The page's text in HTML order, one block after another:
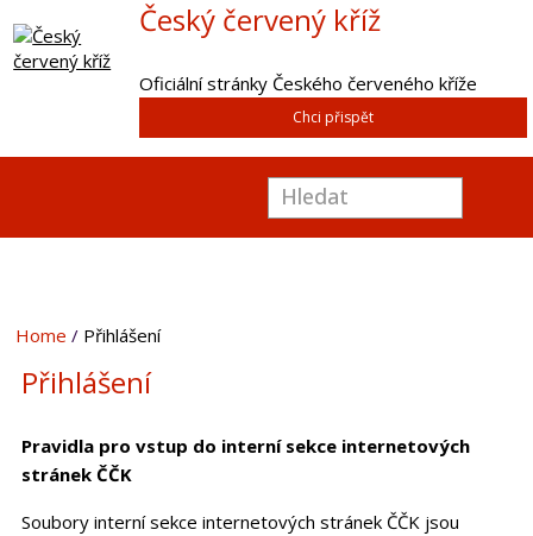
Český červený kříž
Oficiální stránky Českého červeného kříže
Chci přispět
Home Přihlášení
Přihlášení
Pravidla pro vstup do interní sekce internetových
stránek ČČK
Soubory interní sekce internetových stránek ČČK jsou